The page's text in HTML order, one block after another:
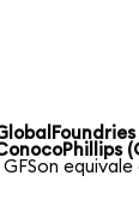
GFSon